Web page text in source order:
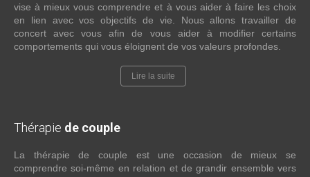
vise à mieux vous comprendre et à vous aider à faire les choix
en lien avec vos objectifs de vie. Nous allons travailler de
concert avec vous afin de vous aider à modifier certains
comportements qui vous éloignent de vos valeurs profondes.
Lire la suite
Thérapie de couple
La thérapie de couple est une occasion de mieux se
comprendre soi-même en relation et de grandir ensemble vers